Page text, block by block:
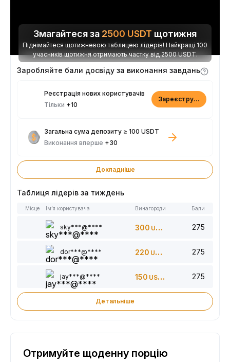
Змагайтеся за 2500 USDT щотижня
Піднімайтеся щотижневою таблицею лідерів! Найкращі 100
учасників щотижня отримають частку від 2500 USDT.
Заробляйте бали досвіду за виконання завдань
Реєстрація нових користувачів
Тільки +10
Зареєструватися
Загальна сума депозиту ≥ 100 USDT
Виконання вперше +30
Докладніше
Таблиця лідерів за тиждень
Місце Ім’я користувача Винагороди Бали
sky***@**** 300 USDT 275
dor***@**** 220 USDT 275
jay***@**** 150 USDT 275
Детальніше
Отримуйте щоденну порцію